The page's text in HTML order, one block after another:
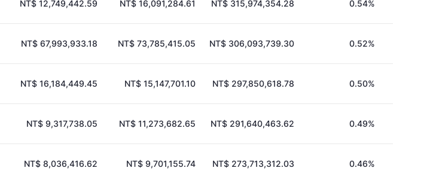
NT$ 12,749,442.59 NT$ 16,091,284.61 NT$ 315,974,354.28 0.54%
NT$ 67,993,933.18 NT$ 73,785,415.05 NT$ 306,093,739.30 0.52%
NT$ 16,184,449.45 NT$ 15,147,701.10 NT$ 297,850,618.78 0.50%
NT$ 9,317,738.05 NT$ 11,273,682.65 NT$ 291,640,463.62 0.49%
NT$ 8,036,416.62 NT$ 9,701,155.74 NT$ 273,713,312.03 0.46%